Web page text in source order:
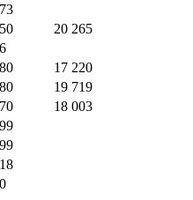
20 265
17 220
19 719
18 003